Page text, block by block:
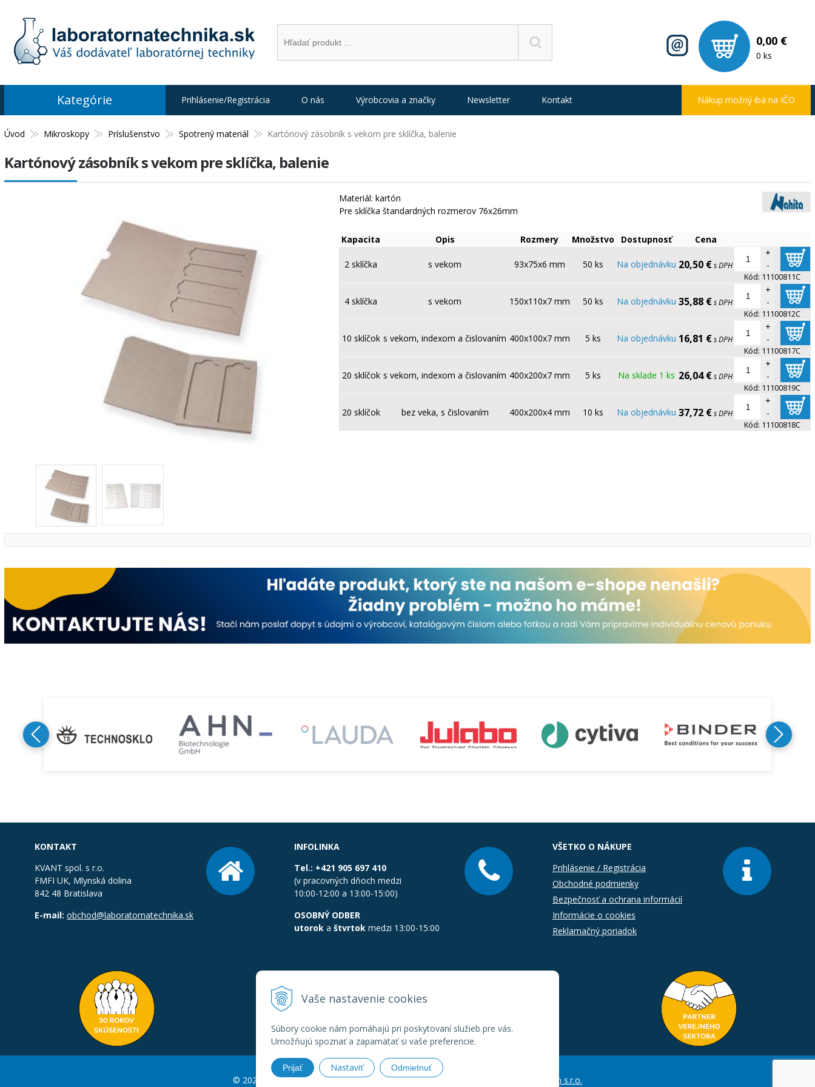
Vaše nastavenie cookies
Súbory cookie nám pomáhajú pri poskytovaní služieb pre vás.
Umožňujú spoznať a zapamätať si vaše preferencie.
Prijať Nastaviť Odmietnuť
0,00 €
0 ks
Úvod Mikroskopy Príslušenstvo Spotrený materiál Kartónový zásobník s vekom pre sklíčka, balenie
Kartónový zásobník s vekom pre sklíčka, balenie
Materiál: kartón
Pre sklíčka štandardných rozmerov 76x26mm
Kapacita Opis Rozmery Množstvo Dostupnosť Cena
2 sklíčka s vekom 93x75x6 mm 50 ks Na objednávku 20,50 €s DPH
+
-
Kód: 11100811C
4 sklíčka s vekom 150x110x7 mm 50 ks Na objednávku 35,88 €s DPH
+
-
Kód: 11100812C
10 sklíčok s vekom, indexom a čislovaním 400x100x7 mm 5 ks Na objednávku 16,81 €s DPH
+
-
Kód: 11100817C
20 sklíčok s vekom, indexom a čislovaním 400x200x7 mm 5 ks Na sklade 1 ks 26,04 €s DPH
+
-
Kód: 11100819C
20 sklíčok bez veka, s čislovaním 400x200x4 mm 10 ks Na objednávku 37,72 €s DPH
+
-
Kód: 11100818C
Kategórie Prihlásenie/Registrácia O nás Výrobcovia a značky Newsletter Kontakt Nákup možný iba na IČO
KONTAKT
KVANT spol. s r.o.
FMFI UK, Mlynská dolina
842 48 Bratislava
E-mail: obchod@laboratornatechnika.sk
INFOLINKA
Tel.: +421 905 697 410
(v pracovných dňoch medzi
10:00-12:00 a 13:00-15:00)
OSOBNÝ ODBER
utorok a štvrtok medzi 13:00-15:00
VŠETKO O NÁKUPE
Prihlásenie / Registrácia
Obchodné podmienky
Bezpečnosť a ochrana informácií
Informácie o cookies
Reklamačný poriadok
© 2026 Laboratornatechnika.sk •Created&e-shop Pohoda connector NextCom s.r.o.